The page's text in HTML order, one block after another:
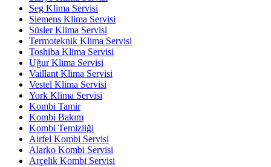
Seg Klima Servisi
Siemens Klima Servisi
Süsler Klima Servisi
Termoteknik Klima Servisi
Toshiba Klima Servisi
Uğur Klima Servisi
Vaillant Klima Servisi
Vestel Klima Servisi
York Klima Servisi
Kombi Tamir
Kombi Bakım
Kombi Temizliği
Airfel Kombi Servisi
Alarko Kombi Servisi
Arçelik Kombi Servisi